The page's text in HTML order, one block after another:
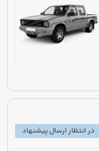
در انتظار ارسال پیشنهاد